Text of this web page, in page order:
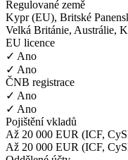
Regulované země
Kypr (EU), Britské
Velká Británie, Austrálie,
EU licence
✓ Ano
✓ Ano
ČNB registrace
✓ Ano
✓ Ano
Pojištění vkladů
Až 20 000 EUR (ICF,
Až 20 000 EUR (ICF,